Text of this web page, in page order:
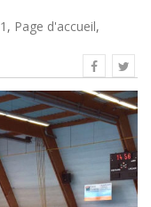
, Page d'accueil,